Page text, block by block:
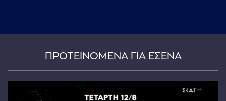
ΠΡΟΤΕΙΝΟΜΕΝΑ ΓΙΑ ΕΣΕΝΑ